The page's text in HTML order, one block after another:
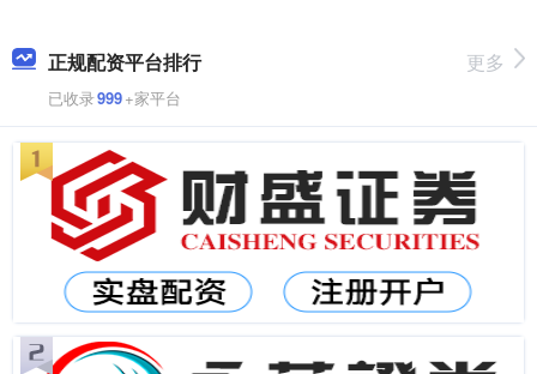
正规配资平台排行
已收录999+家平台
更多